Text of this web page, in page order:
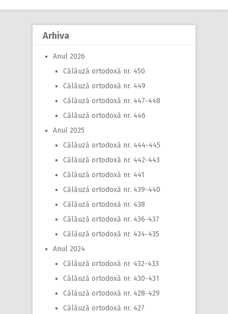
Arhiva
Anul 2026
Călăuză ortodoxă nr. 450
Călăuză ortodoxă nr. 449
Călăuză ortodoxă nr. 447-448
Călăuză ortodoxă nr. 446
Anul 2025
Călăuză ortodoxă nr. 444-445
Călăuză ortodoxă nr. 442-443
Călăuză ortodoxă nr. 441
Călăuză ortodoxă nr. 439-440
Călăuză ortodoxă nr. 438
Călăuză ortodoxă nr. 436-437
Călăuză ortodoxă nr. 434-435
Anul 2024
Călăuză ortodoxă nr. 432-433
Călăuză ortodoxă nr. 430-431
Călăuză ortodoxă nr. 428-429
Călăuză ortodoxă nr. 427